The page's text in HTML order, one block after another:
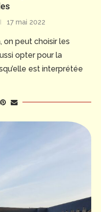
17 mai 2022
on peut choisir les
opter pour la
est interprétée